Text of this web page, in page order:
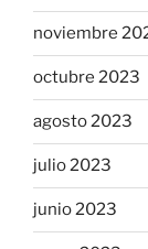
noviembre
octubre 2023
agosto 2023
julio 2023
junio 2023